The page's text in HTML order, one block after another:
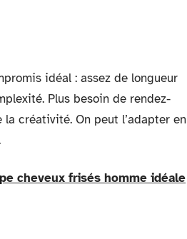
idéal : assez de longueur
Plus besoin de rendez-
créativité. On peut l’adapter en
cheveux frisés homme idéale